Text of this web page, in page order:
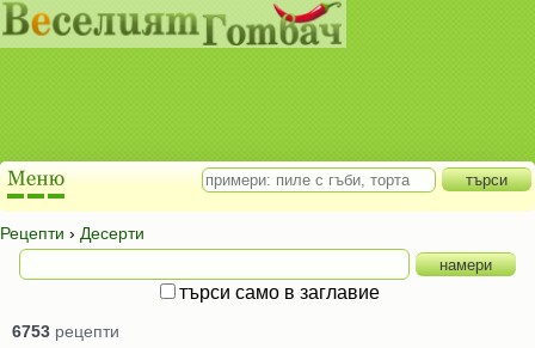
Рецепти › Десерти
търси само в заглавие
6753 рецепти